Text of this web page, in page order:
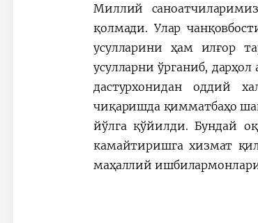
Миллий
қолмади. Улар
усулларини ҳам илғор
усулларни ўрганиб,
дастурхонидан оддий
чиқаришда қимматбаҳо
йўлга қўйилди. Бундай
камайтиришга хизмат
маҳаллий